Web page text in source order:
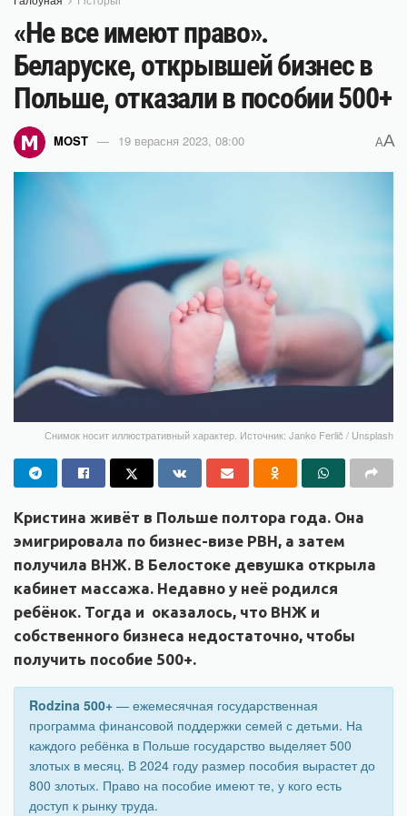
«Не все имеют право».
Беларуске, открывшей бизнес в
Польше, отказали в пособии 500+
MOST 19 верасня 2023, 08:00 AA
Снимок носит иллюстративный характер. Источник: Janko Ferlič / Unsplash
Кристина живёт в Польше полтора года. Она
эмигрировала по бизнес-визе PBH, а затем
получила ВНЖ. В Белостоке девушка открыла
кабинет массажа. Недавно у неё родился
ребёнок. Тогда и оказалось, что ВНЖ и
собственного бизнеса недостаточно, чтобы
получить пособие 500+.
Rodzina 500+ — ежемесячная государственная
программа финансовой поддержки семей с детьми. На
каждого ребёнка в Польше государство выделяет 500
злотых в месяц. В 2024 году размер пособия вырастет до
800 злотых. Право на пособие имеют те, у кого есть
доступ к рынку труда.